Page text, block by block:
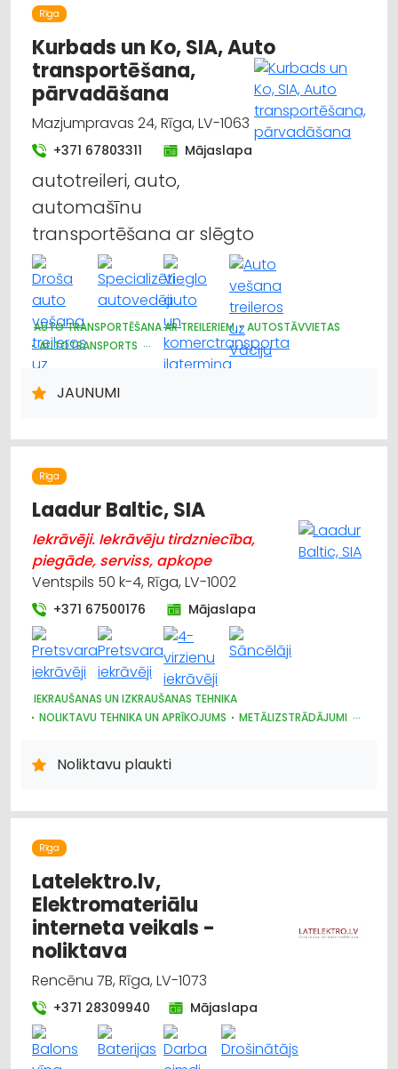
Rīga
Kurbads un Ko, SIA, Auto
transportēšana,
pārvadāšana
Mazjumpravas 24, Rīga, LV-1063
+371 67803311 Mājaslapa
autotreileri, auto,
automašīnu
transportēšana ar slēgto
AUTO TRANSPORTĒŠANA AR TREILERIEM
AUTOSTĀVVIETAS
AUTOTRANSPORTS
AUTO EVAKUĀCIJA, TEHNISKĀ PALĪDZĪBA UZ CEĻA
AUTO PIEKABES UN TREILERI, KEMPERI
KRAVU PĀRVADĀJUMI: AUTO
JAUNUMI
Rīga
Laadur Baltic, SIA
Iekrāvēji. Iekrāvēju tirdzniecība,
piegāde, serviss, apkope
Ventspils 50 k-4, Rīga, LV-1002
+371 67500176 Mājaslapa
IEKRAUŠANAS UN IZKRAUŠANAS TEHNIKA
NOLIKTAVU TEHNIKA UN APRĪKOJUMS
METĀLIZSTRĀDĀJUMI
Noliktavu plaukti
Rīga
Latelektro.lv,
Elektromateriālu
interneta veikals -
noliktava
Rencēnu 7B, Rīga, LV-1073
+371 28309940 Mājaslapa